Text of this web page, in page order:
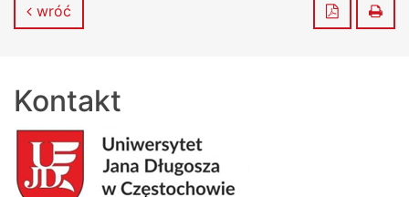
wróć Zapisz do
Kontakt